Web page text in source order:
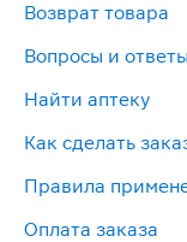
Возврат товара
Вопросы и ответы
Найти аптеку
Как сделать
Правила
Оплата заказа